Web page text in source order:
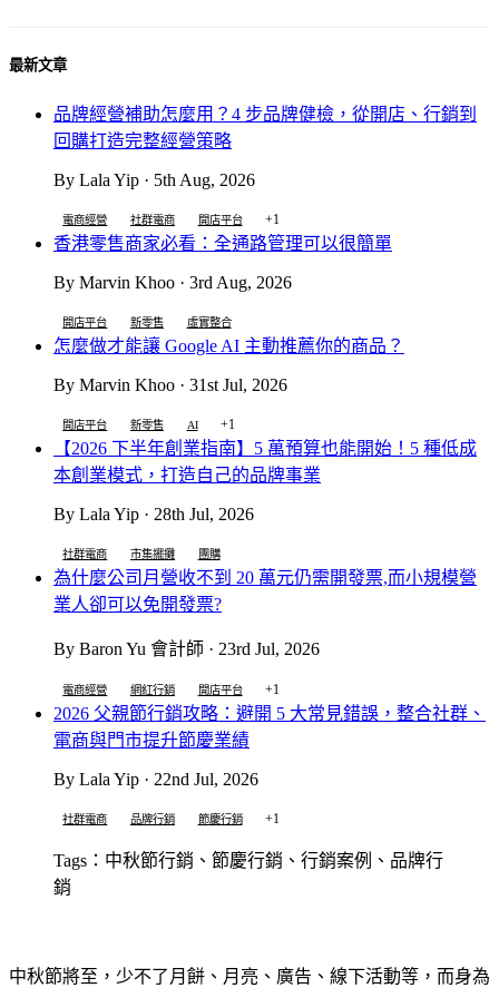
最新文章
品牌經營補助怎麼用？4 步品牌健檢，從開店、行銷到
回購打造完整經營策略
By Lala Yip · 5th Aug, 2026
電商經營 社群電商 開店平台 +1
香港零售商家必看：全通路管理可以很簡單
By Marvin Khoo · 3rd Aug, 2026
開店平台 新零售 虛實整合
怎麼做才能讓 Google AI 主動推薦你的商品？
By Marvin Khoo · 31st Jul, 2026
開店平台 新零售 AI +1
【2026 下半年創業指南】5 萬預算也能開始！5 種低成
本創業模式，打造自己的品牌事業
By Lala Yip · 28th Jul, 2026
社群電商 市集擺攤 團購
為什麼公司月營收不到 20 萬元仍需開發票,而小規模營
業人卻可以免開發票?
By Baron Yu 會計師 · 23rd Jul, 2026
電商經營 網紅行銷 開店平台 +1
2026 父親節行銷攻略：避開 5 大常見錯誤，整合社群、
電商與門市提升節慶業績
By Lala Yip · 22nd Jul, 2026
社群電商 品牌行銷 節慶行銷 +1
Tags：中秋節行銷、節慶行銷、行銷案例、品牌行
銷
中秋節將至，少不了月餅、月亮、廣告、線下活動等，而身為